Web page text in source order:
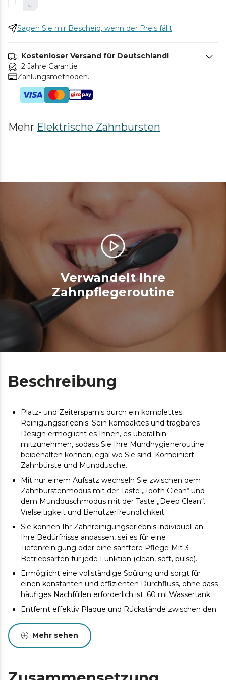
Sagen Sie mir Bescheid, wenn der Preis fällt
Kostenloser Versand für Deutschland!
2 Jahre Garantie
Zahlungsmethoden.
Mehr Elektrische Zahnbürsten
Verwandelt Ihre
Zahnpflegeroutine
Beschreibung
Platz- und Zeitersparnis durch ein komplettes
Reinigungserlebnis. Sein kompaktes und tragbares
Design ermöglicht es Ihnen, es überallhin
mitzunehmen, sodass Sie Ihre Mundhygieneroutine
beibehalten können, egal wo Sie sind. Kombiniert
Zahnbürste und Munddusche.
Mit nur einem Aufsatz wechseln Sie zwischen dem
Zahnbürstenmodus mit der Taste „Tooth Clean“ und
dem Mundduschmodus mit der Taste „Deep Clean“.
Vielseitigkeit und Benutzerfreundlichkeit.
Sie können Ihr Zahnreinigungserlebnis individuell an
Ihre Bedürfnisse anpassen, sei es für eine
Tiefenreinigung oder eine sanftere Pflege Mit 3
Betriebsarten für jede Funktion (clean, soft, pulse).
Ermöglicht eine vollständige Spülung und sorgt für
einen konstanten und effizienten Durchfluss, ohne dass
häufiges Nachfüllen erforderlich ist. 60 ml Wassertank.
Entfernt effektiv Plaque und Rückstände zwischen den
Zahnzwischenräume. Der extrafeine 0,6-mm-Strahl und
ein Wasserdruck von über 120 PSI.
der Munddusche, und optimiert so die Wirksamkeit
Mehr sehen